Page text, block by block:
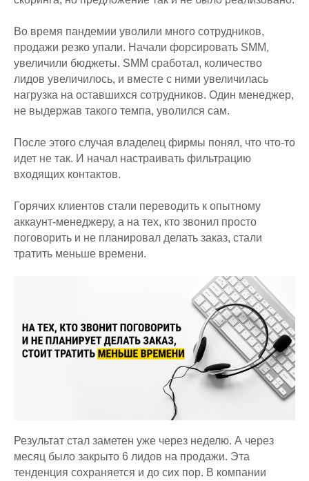
Во время пандемии уволили много сотрудников,
продажи резко упали. Начали форсировать SMM,
увеличили бюджеты. SMM сработал, количество
лидов увеличилось, и вместе с ними увеличилась
нагрузка на оставшихся сотрудников. Один менеджер,
не выдержав такого темпа, уволился сам.
После этого случая владелец фирмы понял, что что-то
идет не так. И начал настраивать фильтрацию
входящих контактов.
Горячих клиентов стали переводить к опытному
аккаунт-менеджеру, а на тех, кто звонил просто
поговорить и не планировал делать заказ, стали
тратить меньше времени.
Результат стал заметен уже через неделю. А через
месяц было закрыто 6 лидов на продажи. Эта
тенденция сохраняется и до сих пор. В компании